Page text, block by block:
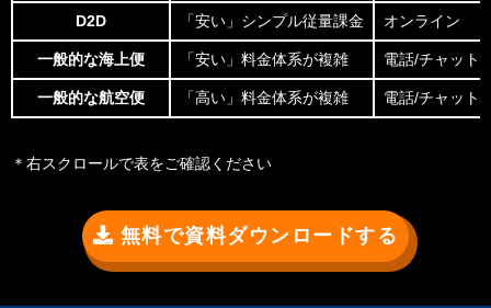
D2D 「安い」シンプル従量課金 オンライン
一般的な海上便 「安い」料金体系が複雑 電話/チャット/
一般的な航空便 「高い」料金体系が複雑 電話/チャット/
＊右スクロールで表をご確認ください
無料で資料ダウンロードする